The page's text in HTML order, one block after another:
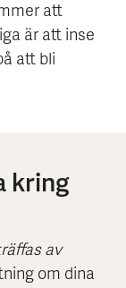
att
är att inse
att bli
kring
av
om dina